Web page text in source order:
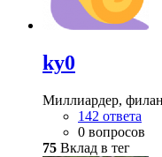
ky0
Миллиардер,
142 ответа
0 вопросов
75 Вклад в тег